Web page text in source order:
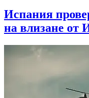
Испания
на влизане от